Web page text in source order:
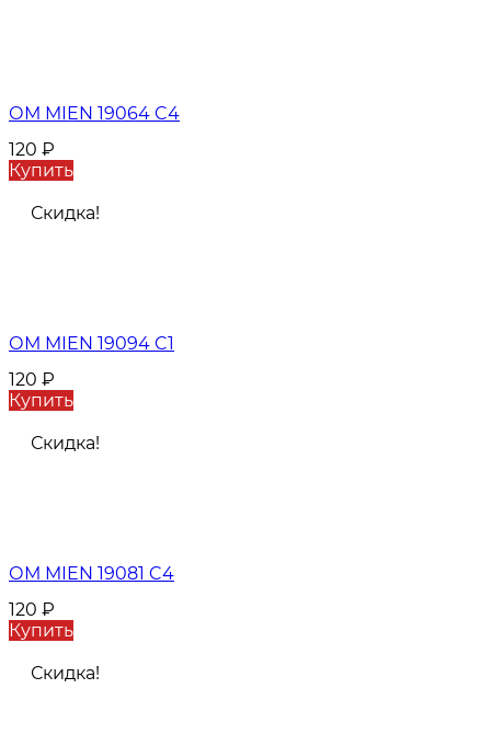
ОМ MIEN 19064 C4
120 ₽
Купить
Скидка!
ОМ MIEN 19094 C1
120 ₽
Купить
Скидка!
ОМ MIEN 19081 C4
120 ₽
Купить
Скидка!